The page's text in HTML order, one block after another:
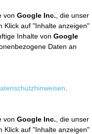
von Google Inc. , die unser
Klick auf "Inhalte anzeigen"
Inhalte von Google
Daten an
von Google Inc. , die unser
Klick auf "Inhalte anzeigen"